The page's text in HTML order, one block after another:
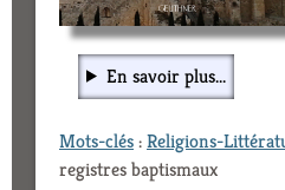
En savoir plus...
Mots-clés:Religions-
registres baptismaux